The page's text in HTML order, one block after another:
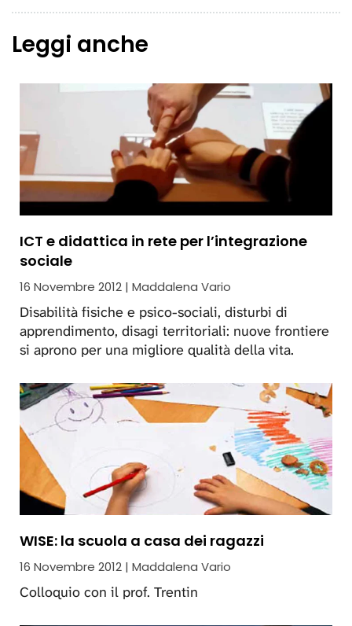
Leggi anche
ICT e didattica in rete per l’integrazione
sociale
16 Novembre 2012 | Maddalena Vario
Disabilità fisiche e psico-sociali, disturbi di
apprendimento, disagi territoriali: nuove frontiere
si aprono per una migliore qualità della vita.
WISE: la scuola a casa dei ragazzi
16 Novembre 2012 | Maddalena Vario
Colloquio con il prof. Trentin